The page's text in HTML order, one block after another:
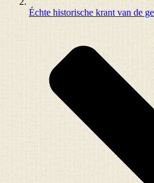
Échte historische krant van de